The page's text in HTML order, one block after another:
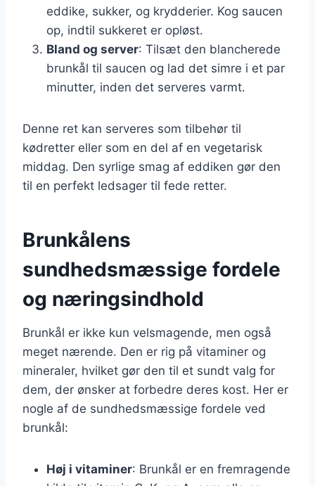
eddike, sukker, og krydderier. Kog saucen
op, indtil sukkeret er opløst.
Bland og server: Tilsæt den blancherede
brunkål til saucen og lad det simre i et par
minutter, inden det serveres varmt.
Denne ret kan serveres som tilbehør til
kødretter eller som en del af en vegetarisk
middag. Den syrlige smag af eddiken gør den
til en perfekt ledsager til fede retter.
Brunkålens
sundhedsmæssige fordele
og næringsindhold
Brunkål er ikke kun velsmagende, men også
meget nærende. Den er rig på vitaminer og
mineraler, hvilket gør den til et sundt valg for
dem, der ønsker at forbedre deres kost. Her er
nogle af de sundhedsmæssige fordele ved
brunkål:
Høj i vitaminer: Brunkål er en fremragende